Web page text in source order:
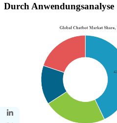
Durch Anwendungsanalyse